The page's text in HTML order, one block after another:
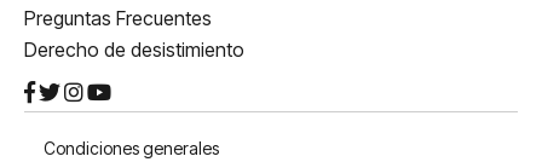
Preguntas Frecuentes
Derecho de desistimiento
Condiciones generales